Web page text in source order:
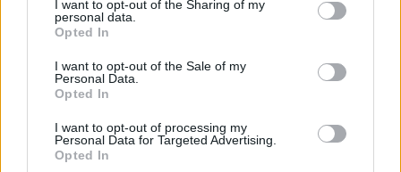
not limited to your visit or usage behaviour. You may click to
grant or deny consent to Google and its third-party tags to
use your data for below specified purposes in below Google
consent section.
I want to opt-out of the Sharing of my
personal data.
Opted In
I want to opt-out of the Sale of my
Personal Data.
Opted In
I want to opt-out of processing my
Personal Data for Targeted Advertising.
Opted In
sajnálom, (és bár az ATV-s interjú tanúsága szerint ő
beleegyezett) a viselkedésem meggondolatlan és
méltatlan volt.
bocsánatot kérek. Ákos maga is elmondta, azért kapta
tőlem ezt a büntetést, mert rendszeresen elkésett a Miss
Saigon próbáiról, amit akkor, 1994-ben, a Szegedi
Szabadtéri Játékokon állítottam színpadra. Amiről Ákos
nem beszélt – és ami egy kicsit megvilágítja, miért
viselkedtem úgy, ahogy – az az volt, hogy ebben az